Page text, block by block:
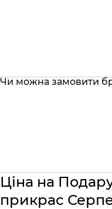
Чи можна замовити
Ціна на
прикрас